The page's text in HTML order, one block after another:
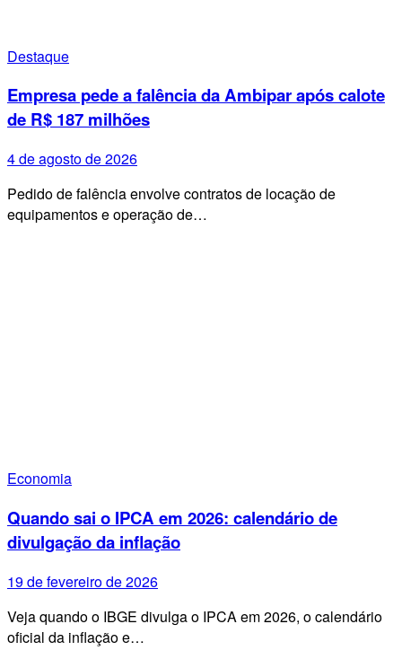
Destaque
Empresa pede a falência da Ambipar após calote
de R$ 187 milhões
4 de agosto de 2026
Pedido de falência envolve contratos de locação de
equipamentos e operação de…
Economia
Quando sai o IPCA em 2026: calendário de
divulgação da inflação
19 de fevereiro de 2026
Veja quando o IBGE divulga o IPCA em 2026, o calendário
oficial da inflação e…